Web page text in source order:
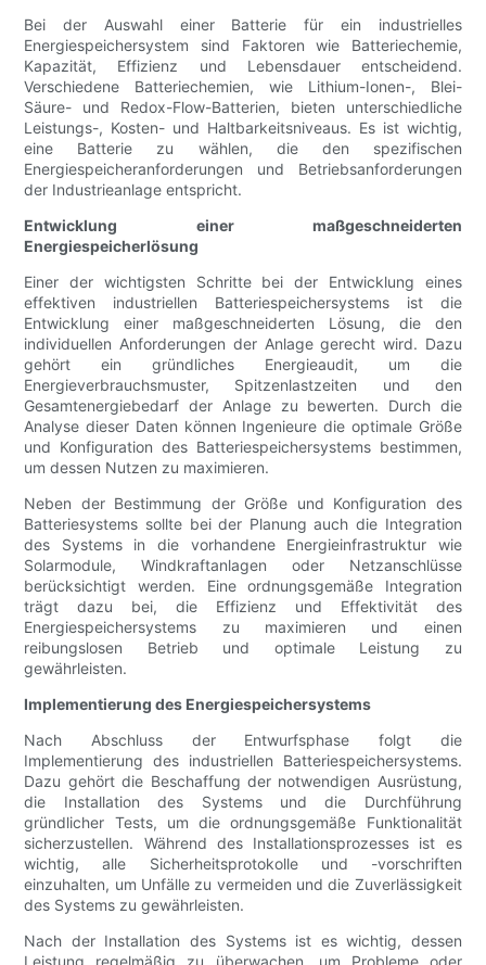
Bei der Auswahl einer Batterie für ein industrielles
Energiespeichersystem sind Faktoren wie Batteriechemie,
Kapazität, Effizienz und Lebensdauer entscheidend.
Verschiedene Batteriechemien, wie Lithium-Ionen-, Blei-
Säure- und Redox-Flow-Batterien, bieten unterschiedliche
Leistungs-, Kosten- und Haltbarkeitsniveaus. Es ist wichtig,
eine Batterie zu wählen, die den spezifischen
Energiespeicheranforderungen und Betriebsanforderungen
der Industrieanlage entspricht.
Entwicklung einer maßgeschneiderten
Energiespeicherlösung
Einer der wichtigsten Schritte bei der Entwicklung eines
effektiven industriellen Batteriespeichersystems ist die
Entwicklung einer maßgeschneiderten Lösung, die den
individuellen Anforderungen der Anlage gerecht wird. Dazu
gehört ein gründliches Energieaudit, um die
Energieverbrauchsmuster, Spitzenlastzeiten und den
Gesamtenergiebedarf der Anlage zu bewerten. Durch die
Analyse dieser Daten können Ingenieure die optimale Größe
und Konfiguration des Batteriespeichersystems bestimmen,
um dessen Nutzen zu maximieren.
Neben der Bestimmung der Größe und Konfiguration des
Batteriesystems sollte bei der Planung auch die Integration
des Systems in die vorhandene Energieinfrastruktur wie
Solarmodule, Windkraftanlagen oder Netzanschlüsse
berücksichtigt werden. Eine ordnungsgemäße Integration
trägt dazu bei, die Effizienz und Effektivität des
Energiespeichersystems zu maximieren und einen
reibungslosen Betrieb und optimale Leistung zu
gewährleisten.
Implementierung des Energiespeichersystems
Nach Abschluss der Entwurfsphase folgt die
Implementierung des industriellen Batteriespeichersystems.
Dazu gehört die Beschaffung der notwendigen Ausrüstung,
die Installation des Systems und die Durchführung
gründlicher Tests, um die ordnungsgemäße Funktionalität
sicherzustellen. Während des Installationsprozesses ist es
wichtig, alle Sicherheitsprotokolle und -vorschriften
einzuhalten, um Unfälle zu vermeiden und die Zuverlässigkeit
des Systems zu gewährleisten.
Nach der Installation des Systems ist es wichtig, dessen
Leistung regelmäßig zu überwachen, um Probleme oder